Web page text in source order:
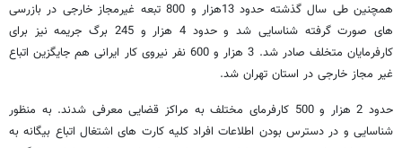
همچنین طی سال گذشته حدود 13هزار و 800 تبعه غیرمجاز خارجی در بازرسی
های صورت گرفته شناسایی شد و حدود 4 هزار و 245 برگ جریمه نیز برای
کارفرمایان متخلف صادر شد. 3 هزار و 600 نفر نیروی کار ایرانی هم جایگزین اتباع
غیر مجاز خارجی در استان تهران شد.
حدود 2 هزار و 500 کارفرمای مختلف به مراکز قضایی معرفی شدند. به منظور
شناسایی و در دسترس بودن اطلاعات افراد کلیه کارت های اشتغال اتباع بیگانه به